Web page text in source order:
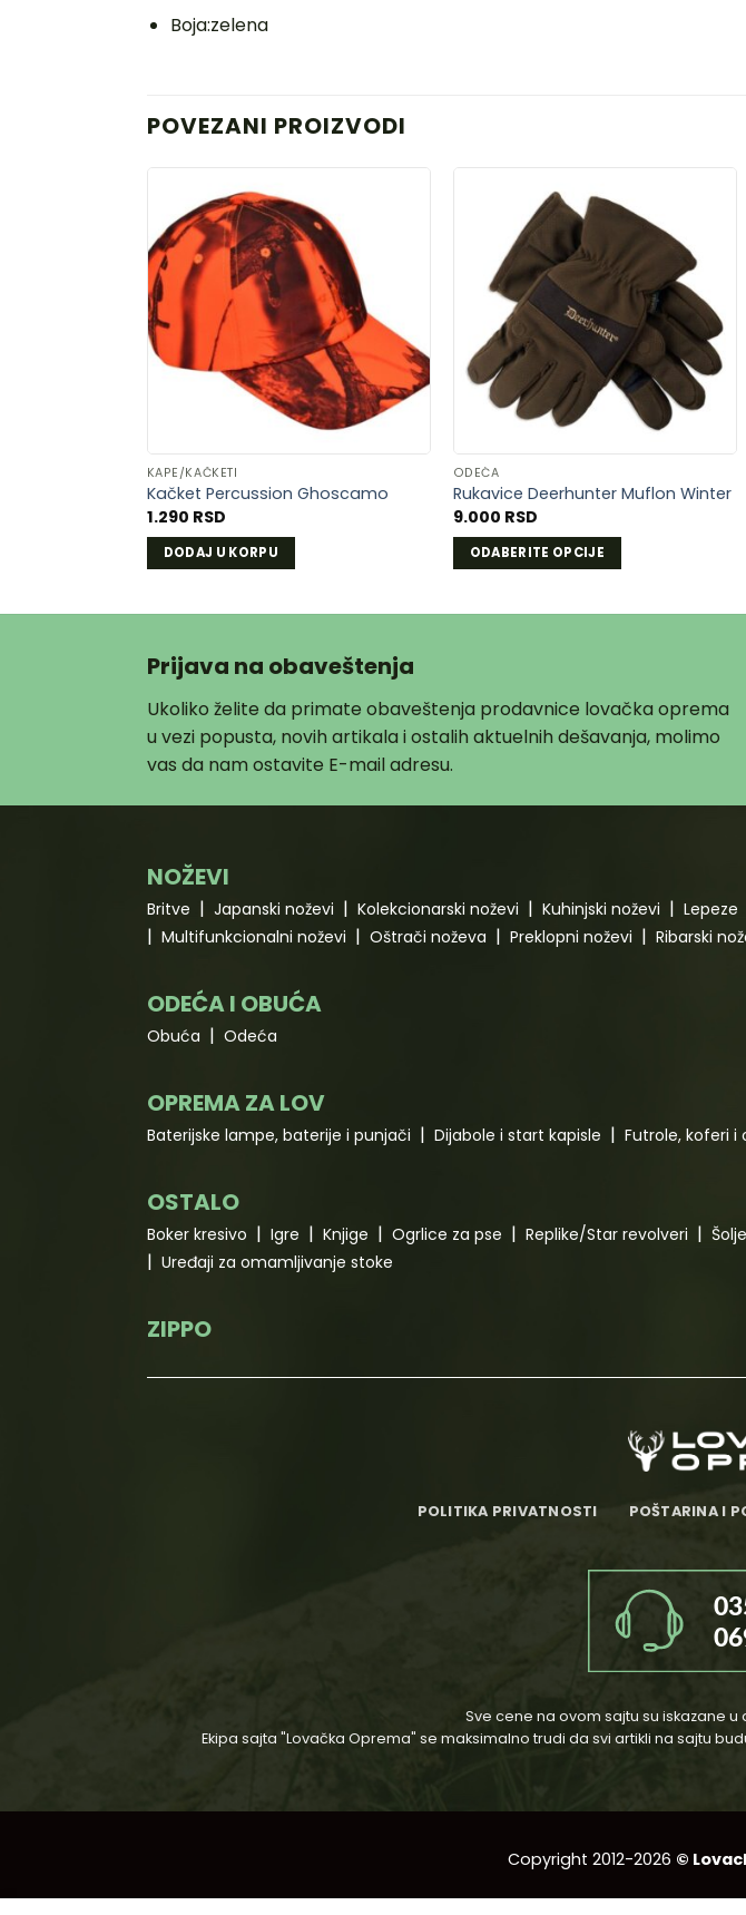
Boja:zelena
POVEZANI PROIZVODI
DODAJ
LISTU
ŽELJA
KAPE/KAČKETI
Kačket Percussion Ghoscamo
1.290 RSD
DODAJ U KORPU
DODAJ
U
LISTU
ŽELJA
ODEĆA
Rukavice Deerhunter Muflon Winter
9.000 RSD
ODABERITE OPCIJE
Opcije
mogu
na
Prijava na obaveštenja
Ukoliko želite da primate obaveštenja prodavnice lovačka oprema
u vezi popusta, novih artikala i ostalih aktuelnih dešavanja, molimo
vas da nam ostavite E-mail adresu.
NOŽEVI
Britve Japanski noževi Kolekcionarski noževi Kuhinjski noževi Lepeze
Multifunkcionalni noževi
Oštrači noževa Preklopni noževi Ribarski
ODEĆA I OBUĆA
Obuća Odeća
OPREMA ZA LOV
Baterijske lampe, baterije i punjači Dijabole i start kapisle Futrole, koferi i
OSTALO
Boker kresivo Igre Knjige Ogrlice za pse Replike/Star revolveri
Uređaji za omamljivanje stoke
ZIPPO
POLITIKA PRIVATNOSTI POŠTARINA I
Sve cene na ovom sajtu su iskazane
Ekipa sajta "Lovačka Oprema" se maksimalno trudi da svi artikli na sajtu
Copyright 2012-2026 ©